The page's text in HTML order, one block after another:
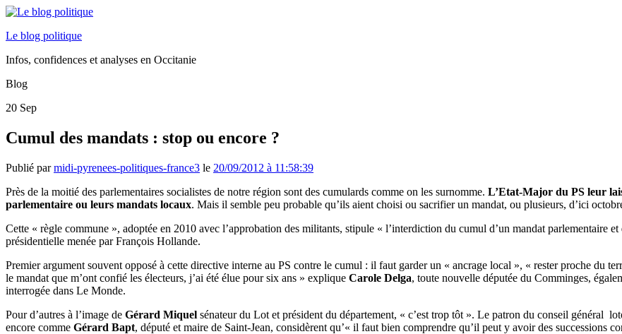
Le blog politique
Infos, confidences et analyses en Occitanie
Blog
20 Sep
Cumul des mandats : stop ou encore ?
Publié parmidi-pyrenees-politiques-france3 le 20/09/2012 à 11:58:39
Près de la moitié des parlementaires socialistes de notre région sont des cumulards comme on les surnomme. L’Etat-Major du PS leur
parlementaire ou leurs mandats locaux. Mais il semble peu probable qu’ils aient choisi ou sacrifier un mandat, ou plusieurs, d’ici
Cette « règle commune », adoptée en 2010 avec l’approbation des militants, stipule « l’interdiction du cumul d’un mandat parlementaire
présidentielle menée par François Hollande.
Premier argument souvent opposé à cette directive interne au PS contre le cumul : il faut garder un « ancrage local », « rester proche du
le mandat que m’ont confié les électeurs, j’ai été élue pour six ans » explique Carole Delga, toute nouvelle députée du Comminges,
interrogée dans Le Monde.
Pour d’autres à l’image de Gérard Miquel sénateur du Lot et président du département, « c’est trop tôt ». Le patron du conseil général
encore comme Gérard Bapt, député et maire de Saint-Jean, considèrent qu’« il faut bien comprendre qu’il peut y avoir des successions